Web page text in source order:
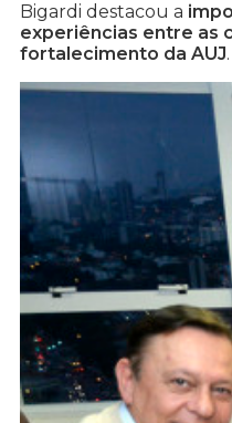
Bigardi destacou a
experiências entre as
fortalecimento da AUJ.